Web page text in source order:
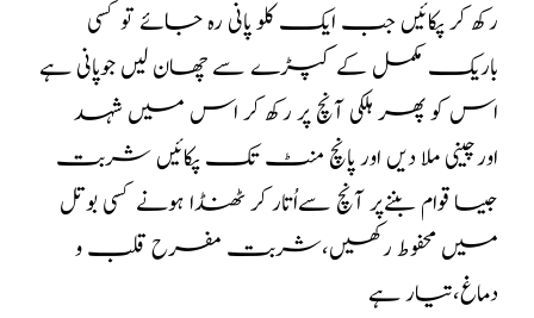
رکھ کر پکائیں جب ایک کلو پانی رہ جائے تو کسی
باریک مکمل کے کپڑے سے چھان لیں جوپانی ہے
اس کو پھر ہلکی آنچ پر رکھ کر اس میں شہد
اورچینی ملا دیں اور پانچ منٹ تک پکائیں شربت
جیسا قوام بننےپر آنچ سےاُتار کر ٹھنڈا ہونے کسی بوتل
میں محفوط رکھیں،شربت مفرح قلب و
دماغ،تیار ہے